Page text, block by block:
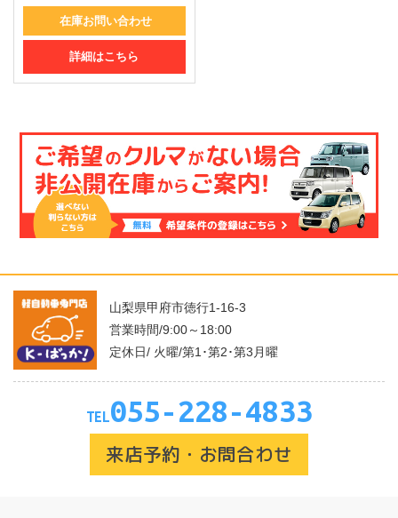
在庫お問い合わせ
詳細はこちら
山梨県甲府市徳行1-16-3
営業時間/9:00～18:00
定休日/ 火曜/第1･第2･第3月曜
TEL055-228-4833
来店予約・お問合わせ